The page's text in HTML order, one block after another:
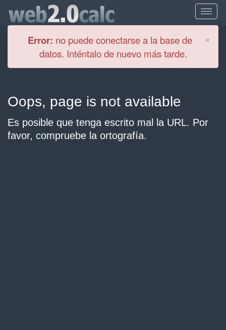
×
Error: no puede conectarse a la base de
datos. Inténtalo de nuevo más tarde.
Oops, page is not available
Es posible que tenga escrito mal la URL. Por
favor, compruebe la ortografía.